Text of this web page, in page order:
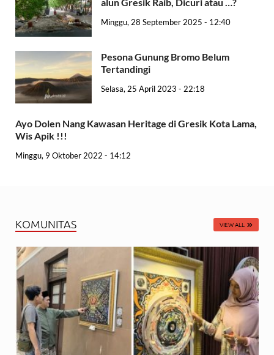
Minggu, 28 September 2025 - 12:40
Pesona Gunung Bromo Belum
Tertandingi
Selasa, 25 April 2023 - 22:18
Ayo Dolen Nang Kawasan Heritage di Gresik Kota Lama,
Wis Apik !!!
Minggu, 9 Oktober 2022 - 14:12
KOMUNITAS VIEW ALL